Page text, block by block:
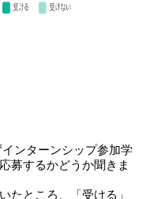
ンターンシップ参加学
募するかどうか聞きま
たところ、「受ける」